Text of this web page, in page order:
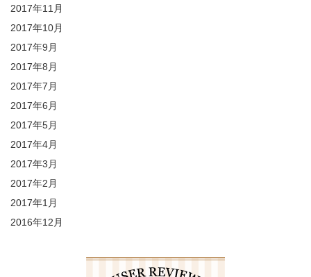
2017年11月
2017年10月
2017年9月
2017年8月
2017年7月
2017年6月
2017年5月
2017年4月
2017年3月
2017年2月
2017年1月
2016年12月